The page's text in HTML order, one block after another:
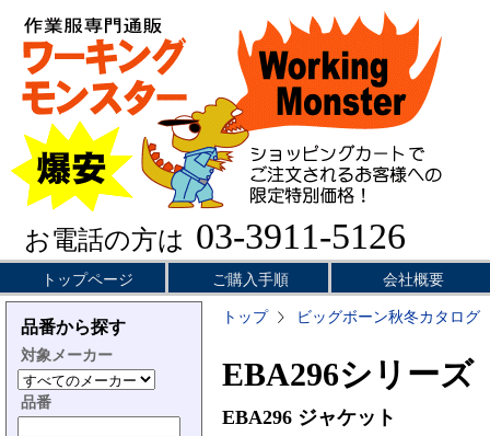
お電話の方は 03-3911-5126
トップページ ご購入手順 会社概要
品番から探す
対象メーカー
品番
トップ ビッグボーン秋冬カタログ
EBA296シリーズ
EBA296 ジャケット